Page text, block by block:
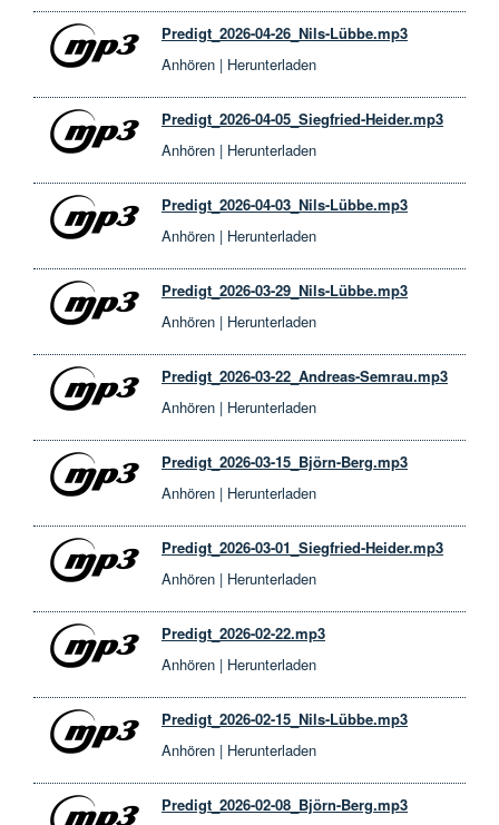
Predigt_2026-04-26_Nils-Lübbe.mp3
Anhören | Herunterladen
Predigt_2026-04-05_Siegfried-Heider.mp3
Anhören | Herunterladen
Predigt_2026-04-03_Nils-Lübbe.mp3
Anhören | Herunterladen
Predigt_2026-03-29_Nils-Lübbe.mp3
Anhören | Herunterladen
Predigt_2026-03-22_Andreas-Semrau.mp3
Anhören | Herunterladen
Predigt_2026-03-15_Björn-Berg.mp3
Anhören | Herunterladen
Predigt_2026-03-01_Siegfried-Heider.mp3
Anhören | Herunterladen
Predigt_2026-02-22.mp3
Anhören | Herunterladen
Predigt_2026-02-15_Nils-Lübbe.mp3
Anhören | Herunterladen
Predigt_2026-02-08_Björn-Berg.mp3